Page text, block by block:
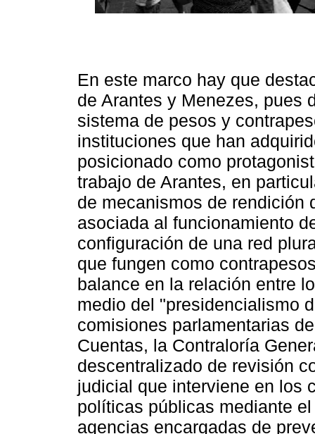
En este marco hay que
de Arantes y Menezes, pues
sistema de pesos y
instituciones que han
posicionado como
trabajo de Arantes, en
de mecanismos de rendición
asociada al funcionamiento
configuración de una red
que fungen como
balance en la relación entre
medio del "presidencialismo
comisiones parlamentarias
Cuentas, la Contraloría
descentralizado de revisión
judicial que interviene en los
políticas públicas mediante
agencias encargadas de